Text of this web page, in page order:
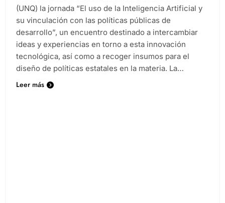
(UNQ) la jornada “El uso de la Inteligencia Artificial y
su vinculación con las políticas públicas de
desarrollo”, un encuentro destinado a intercambiar
ideas y experiencias en torno a esta innovación
tecnológica, así como a recoger insumos para el
diseño de políticas estatales en la materia. La…
Leer más